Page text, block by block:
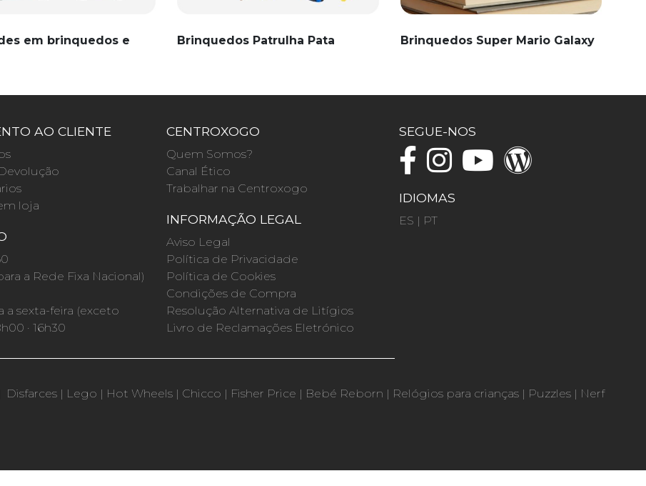
em brinquedos e
Brinquedos Patrulha Pata Brinquedos Super Mario Galaxy
AO CLIENTE
loja
a Rede Fixa Nacional)
a sexta-feira (exceto
· 16h30
CENTROXOGO
Quem Somos?
Canal Ético
Trabalhar na Centroxogo
INFORMAÇÃO LEGAL
Aviso Legal
Política de Privacidade
Política de Cookies
Condições de Compra
Resolução Alternativa de Litígios
Livro de Reclamações Eletrónico
SEGUE-NOS
IDIOMAS
ES | PT
Disfarces | Lego | Hot Wheels | Chicco | Fisher Price | Bebé Reborn | Relógios para crianças | Puzzles | Nerf